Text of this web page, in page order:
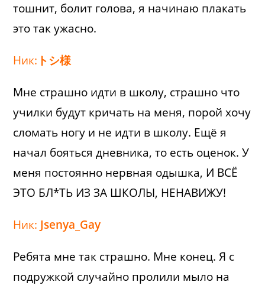
тошнит, болит голова, я начинаю плакать
это так ужасно.
Ник: トシ様
Мне страшно идти в школу, страшно что
училки будут кричать на меня, порой хочу
сломать ногу и не идти в школу. Ещё я
начал бояться дневника, то есть оценок. У
меня постоянно нервная одышка, И ВСЁ
ЭТО БЛ*ТЬ ИЗ ЗА ШКОЛЫ, НЕНАВИЖУ!
Ник: Jsenya_Gay
Ребята мне так страшно. Мне конец. Я с
подружкой случайно пролили мыло на